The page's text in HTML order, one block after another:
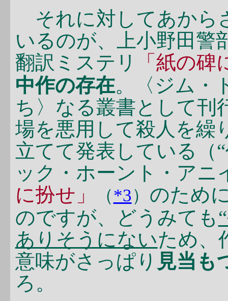
それに対してあから
いるのが、上小野田警
翻訳ミステリ
「紙の碑
中作の存在。〈ジム・
ち〉なる叢書として刊
場を悪用して殺人を繰
立てて発表している（
ック・ホーント・アニ
に扮せ」
（*3） のため
のですが、どうみても
ありそうにないため、
意味がさっぱり 見当も
ろ。